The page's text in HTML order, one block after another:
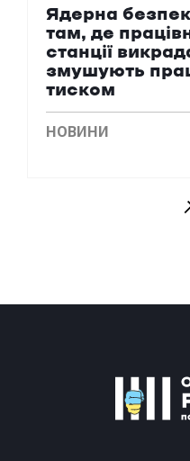
Ядерна
там, де
станції
змушують
тиском
НОВИНИ